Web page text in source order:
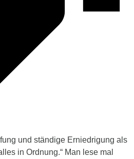
und ständige Erniedrigung als
in Ordnung.“ Man lese mal